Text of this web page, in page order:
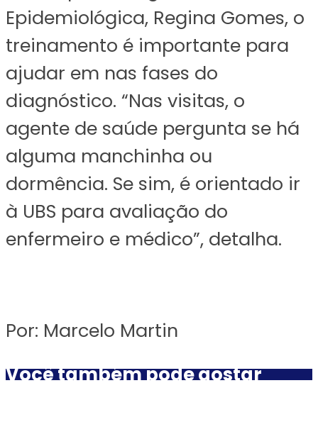
Epidemiológica, Regina Gomes, o
treinamento é importante para
ajudar em nas fases do
diagnóstico. “Nas visitas, o
agente de saúde pergunta se há
alguma manchinha ou
dormência. Se sim, é orientado ir
à UBS para avaliação do
enfermeiro e médico”, detalha.
Por: Marcelo Martin
Você também pode gostar